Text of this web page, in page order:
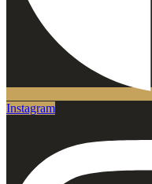
Instagram